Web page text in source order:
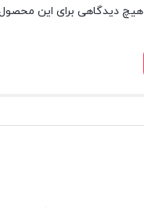
هیچ دیدگاهی برای این